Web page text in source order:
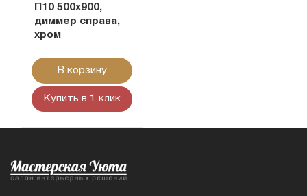
П10 500x900,
диммер справа,
хром
В корзину
Купить в 1 клик